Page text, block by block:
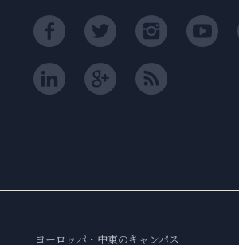
ヨーロッパ・中東のキャンパス